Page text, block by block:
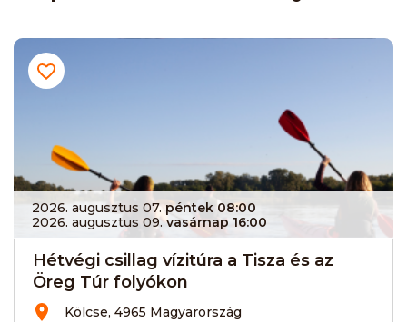
2026. augusztus 07. péntek 08:00
2026. augusztus 09. vasárnap 16:00
Hétvégi csillag vízitúra a Tisza és az
Öreg Túr folyókon
Kölcse, 4965 Magyarország